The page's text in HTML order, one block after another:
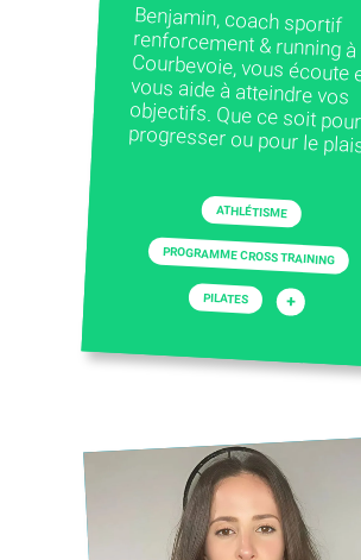
Benjamin, coach sportif
renforcement & running à
Courbevoie, vous écoute et
vous aide à atteindre vos
objectifs. Que ce soit pour
progresser ou pour le
ATHLÉTISME
PROGRAMME CROSS TRAINING
PILATES +